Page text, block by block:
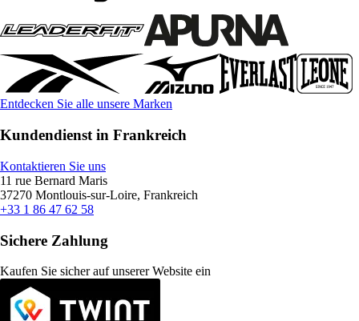
Entdecken Sie alle unsere Marken
Kundendienst in Frankreich
Kontaktieren Sie uns
11 rue Bernard Maris
37270 Montlouis-sur-Loire, Frankreich
+33 1 86 47 62 58
Sichere Zahlung
Kaufen Sie sicher auf unserer Website ein